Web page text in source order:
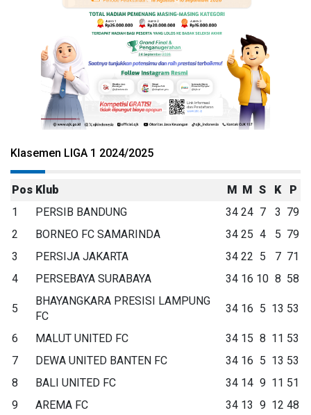
Klasemen LIGA 1 2024/2025
Pos Klub M M S K
P
1
PERSIB BANDUNG 34 24 7 3 79
2
BORNEO FC SAMARINDA 34 25 4 5 79
3
PERSIJA JAKARTA 34 22 5 7 71
4
PERSEBAYA SURABAYA 34 16 10 8 58
5
BHAYANGKARA PRESISI LAMPUNG
FC
34 16 5 13 53
6 MALUT UNITED FC 34 15 8 11 53
7
DEWA UNITED BANTEN FC 34 16 5 13 53
8
BALI UNITED FC 34 14 9 11 51
9
AREMA FC 34 13 9 12 48